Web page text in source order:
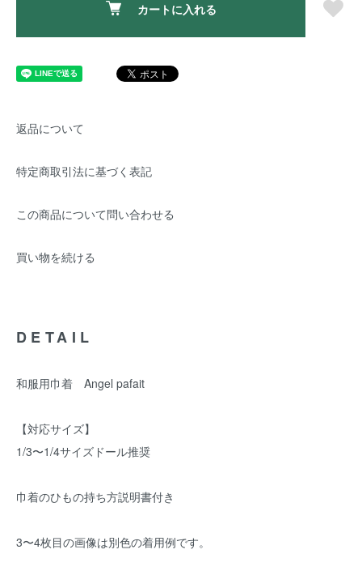
カートに入れる
返品について
特定商取引法に基づく表記
この商品について問い合わせる
買い物を続ける
DETAIL
和服用巾着 Angel pafait
【対応サイズ】
1/3〜1/4サイズドール推奨
巾着のひもの持ち方説明書付き
3〜4枚目の画像は別色の着用例です。